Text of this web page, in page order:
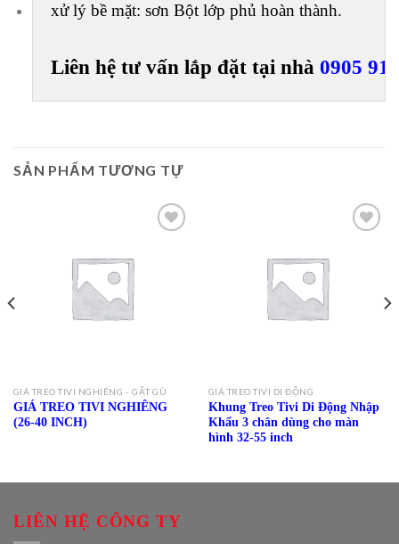
xử lý bề mặt: sơn Bột lớp phủ hoàn thành.
Liên hệ tư vấn lắp đặt tại nhà 0905
SẢN PHẨM TƯƠNG TỰ
GIÁ TREO TIVI NGHIÊNG - GẬT GÙ
GIÁ TREO TIVI NGHIÊNG
(26-40 INCH)
GIÁ TREO TIVI DI ĐỘNG
Khung Treo Tivi Di Động Nhập
Khẩu 3 chân dùng cho màn
hình 32-55 inch
LIÊN HỆ CÔNG TY